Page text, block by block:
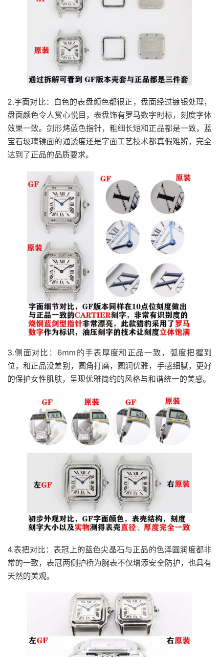
2.字面对比：白色的表盘颜色都很正，盘面经过镀银处理，
盘面颜色令人赏心悦目，表盘饰有罗马数字时标，刻度字体
效果一致。剑形烤蓝色指针，粗细长短和正品都是一致，蓝
宝石玻璃镜面的通透度还是字面工艺技术都真假难辨，完全
达到了正品的品质要求。
3.侧面对比：6mm的手表厚度和正品一致，弧度把握到
位，和正品没差别，圆角打磨，圆润优雅，手感细腻，更好
的保护女性肌肤，呈现优雅简约的风格与和谐统一的美感。
4.表把对比：表冠上的蓝色尖晶石与正品的色泽圆润度都非
常的一致，表冠两侧护桥为腕表不仅增添安全防护，也具有
天然的美观。